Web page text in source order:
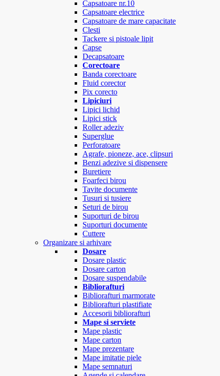
Capsatoare nr.10
Capsatoare electrice
Capsatoare de mare capacitate
Clesti
Tackere si pistoale lipit
Capse
Decapsatoare
Corectoare
Banda corectoare
Fluid corector
Pix corecto
Lipiciuri
Lipici lichid
Lipici stick
Roller adeziv
Superglue
Perforatoare
Agrafe, pioneze, ace, clipsuri
Benzi adezive si dispensere
Buretiere
Foarfeci birou
Tavite documente
Tusuri si tusiere
Seturi de birou
Suporturi de birou
Suporturi documente
Cuttere
Organizare si arhivare
Dosare
Dosare plastic
Dosare carton
Dosare suspendabile
Bibliorafturi
Bibliorafturi marmorate
Bibliorafturi plastifiate
Accesorii bibliorafturi
Mape si serviete
Mape plastic
Mape carton
Mape prezentare
Mape imitatie piele
Mape semnaturi